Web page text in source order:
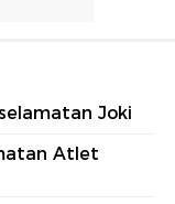
Joki
Atlet